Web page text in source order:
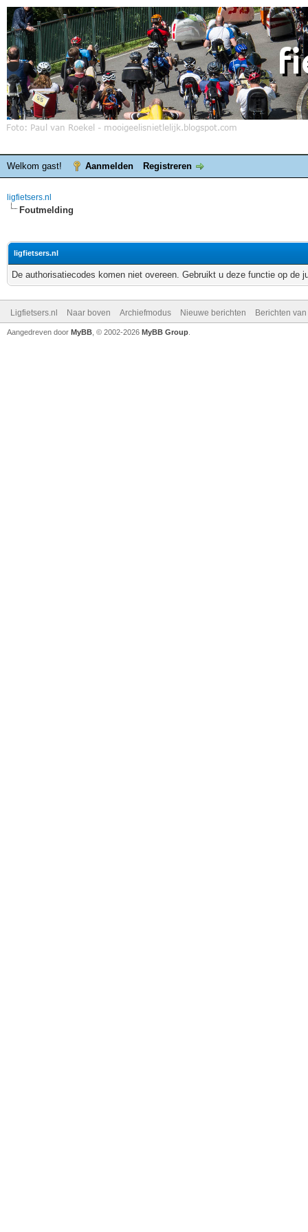
Welkom gast! Aanmelden Registreren
ligfietsers.nl
Foutmelding
ligfietsers.nl
De authorisatiecodes komen niet overeen. Gebruikt u deze functie op de
Ligfietsers.nl Naar boven Archiefmodus Nieuwe berichten Berichten
Aangedreven door MyBB , © 2002-2026 MyBB Group